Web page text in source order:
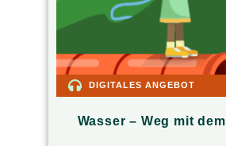
DIGITALES ANGEBOT
Wasser – Weg mit